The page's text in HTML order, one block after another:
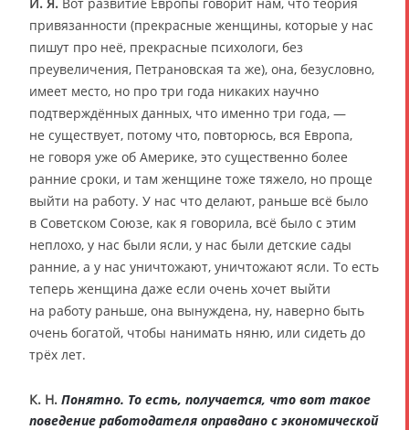
привязанности (прекрасные женщины, которые у нас
пишут про неё, прекрасные психологи, без
преувеличения, Петрановская та же), она, безусловно,
имеет место, но про три года никаких научно
подтверждённых данных, что именно три года, —
не существует, потому что, повторюсь, вся Европа,
не говоря уже об Америке, это существенно более
ранние сроки, и там женщине тоже тяжело, но проще
выйти на работу. У нас что делают, раньше всё было
в Советском Союзе, как я говорила, всё было с этим
неплохо, у нас были ясли, у нас были детские сады
ранние, а у нас уничтожают, уничтожают ясли. То есть
теперь женщина даже если очень хочет выйти
на работу раньше, она вынуждена, ну, наверно быть
очень богатой, чтобы нанимать няню, или сидеть до
трёх лет.
К. Н. Понятно. То есть, получается, что вот такое
поведение работодателя оправдано с экономической